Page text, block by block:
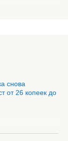
снова
от 26 копеек до